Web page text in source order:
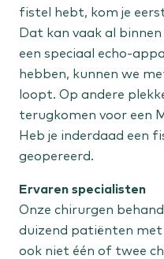
Flaporen
Liesbreuk
Scheelzien
Expertisecentra
Staat jouw
fistel hebt, kom je
Dat kan vaak al
een speciaal echo-
hebben, kunnen we
loopt. Op andere
terugkomen voor een
Heb je inderdaad een
geopereerd.
Ervaren specialisten
Onze chirurgen
duizend patiënten met
ook niet één of twee